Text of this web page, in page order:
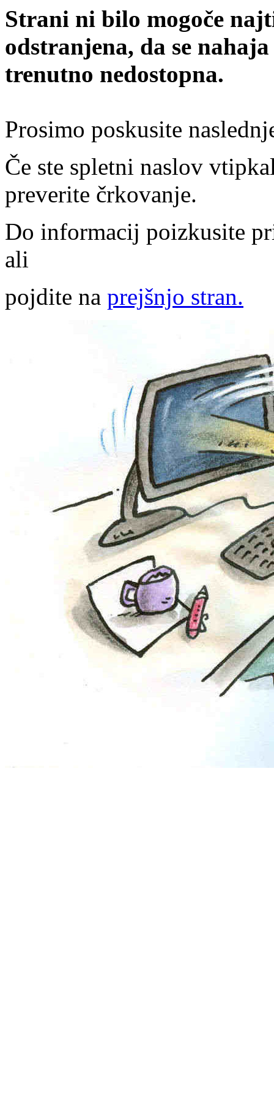
Strani ni bilo mogoče
odstranjena, da se
trenutno nedostopna.
Prosimo poskusite
Če ste spletni naslov
preverite črkovanje.
Do informacij poizkusite
ali
pojdite na prejšnjo stran.